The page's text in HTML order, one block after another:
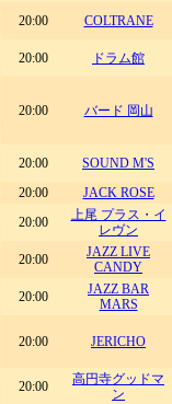
20:00
COLTRANE
20:00 ドラム館
20:00 バード 岡山
20:00 SOUND M'S
20:00
JACK ROSE
20:00
上尾 プラス・イ
レヴン
20:00
JAZZ LIVE
CANDY
20:00
JAZZ BAR
MARS
20:00 JERICHO
20:00
高円寺グッドマ
ン